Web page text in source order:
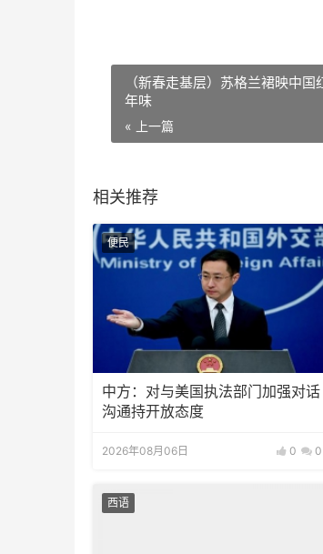
（新春走基层）苏格兰裙映中
年味
« 上一篇
相关推荐
便民
中方：对与美国执法部门加强对话
沟通持开放态度
2026年08月06日 0 0
西语